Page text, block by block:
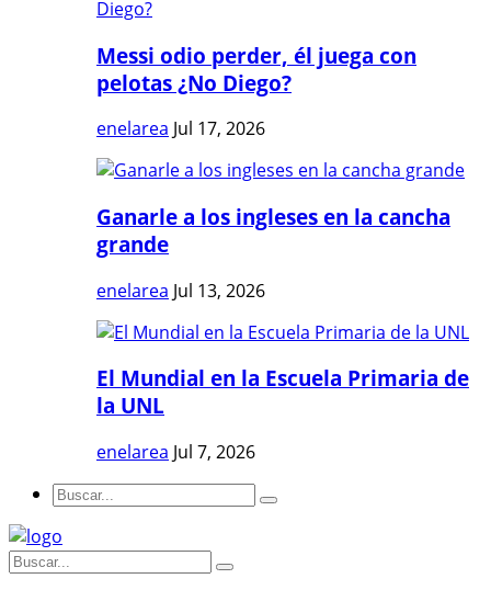
Messi odio perder, él juega con
pelotas ¿No Diego?
enelarea Jul 17, 2026
Ganarle a los ingleses en la cancha
grande
enelarea Jul 13, 2026
El Mundial en la Escuela Primaria de
la UNL
enelarea Jul 7, 2026